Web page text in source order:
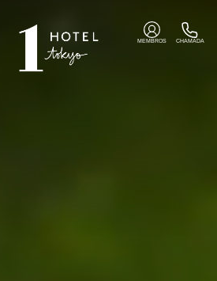
MEMBROS CHAMADA